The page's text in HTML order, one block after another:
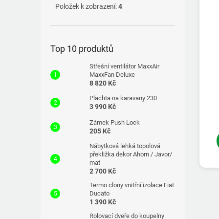
Položek k zobrazení:4
Top 10 produktů
Střešní ventilátor MaxxAir
MaxxFan Deluxe
8 820 Kč
Plachta na karavany 230
3 990 Kč
Zámek Push Lock
205 Kč
Nábytková lehká topolová
překližka dekor Ahorn / Javor/
mat
2 700 Kč
Termo clony vnitřní izolace Fiat
Ducato
1 390 Kč
Rolovací dveře do koupelny